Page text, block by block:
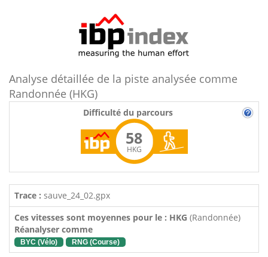
Analyse détaillée de la piste analysée comme
Randonnée (HKG)
Difficulté du parcours
58
HKG
Trace : sauve_24_02.gpx
Ces vitesses sont moyennes pour le : HKG (Randonnée)
Réanalyser comme
BYC (Vélo) RNG (Course)